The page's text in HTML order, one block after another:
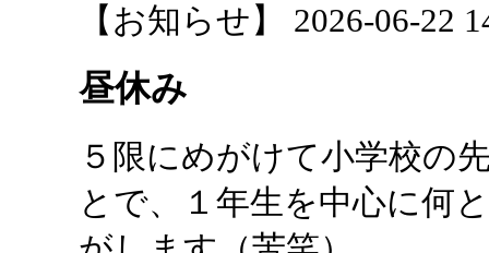
【お知らせ】 2026-06-22
昼休み
５限にめがけて小学校の
とで、１年生を中心に何